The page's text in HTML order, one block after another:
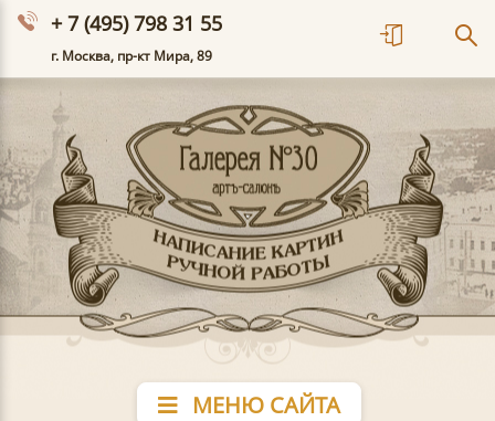
+ 7 (495) 798 31 55
г. Москва, пр-кт Мира, 89
МЕНЮ САЙТА